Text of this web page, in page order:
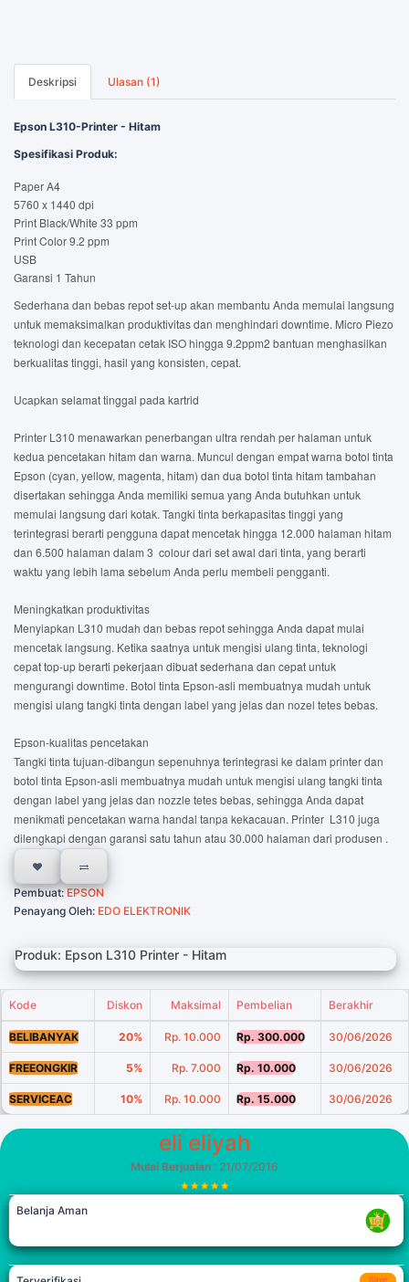
Deskripsi Ulasan (1)
Epson L310-Printer - Hitam
Spesifikasi Produk:
Paper A4
5760 x 1440 dpi
Print Black/White 33 ppm
Print Color 9.2 ppm
USB
Garansi 1 Tahun
Sederhana dan bebas repot set-up akan membantu Anda memulai langsung
untuk memaksimalkan produktivitas dan menghindari downtime. Micro Piezo
teknologi dan kecepatan cetak ISO hingga 9.2ppm2 bantuan menghasilkan
berkualitas tinggi, hasil yang konsisten, cepat.
Ucapkan selamat tinggal pada kartrid
Printer L310 menawarkan penerbangan ultra rendah per halaman untuk
kedua pencetakan hitam dan warna. Muncul dengan empat warna botol tinta
Epson (cyan, yellow, magenta, hitam) dan dua botol tinta hitam tambahan
disertakan sehingga Anda memiliki semua yang Anda butuhkan untuk
memulai langsung dari kotak. Tangki tinta berkapasitas tinggi yang
terintegrasi berarti pengguna dapat mencetak hingga 12.000 halaman hitam
dan 6.500 halaman dalam 3 colour dari set awal dari tinta, yang berarti
waktu yang lebih lama sebelum Anda perlu membeli pengganti.
Meningkatkan produktivitas
Menyiapkan L310 mudah dan bebas repot sehingga Anda dapat mulai
mencetak langsung. Ketika saatnya untuk mengisi ulang tinta, teknologi
cepat top-up berarti pekerjaan dibuat sederhana dan cepat untuk
mengurangi downtime. Botol tinta Epson-asli membuatnya mudah untuk
mengisi ulang tangki tinta dengan label yang jelas dan nozel tetes bebas.
Epson-kualitas pencetakan
Tangki tinta tujuan-dibangun sepenuhnya terintegrasi ke dalam printer dan
botol tinta Epson-asli membuatnya mudah untuk mengisi ulang tangki tinta
dengan label yang jelas dan nozzle tetes bebas, sehingga Anda dapat
menikmati pencetakan warna handal tanpa kekacauan. Printer L310 juga
dilengkapi dengan garansi satu tahun atau 30.000 halaman dari produsen .
Pembuat:EPSON
Penayang Oleh: EDO ELEKTRONIK
Produk: Epson L310 Printer - Hitam
Kode Diskon Maksimal Pembelian Berakhir
BELIBANYAK 20% Rp. 10.000 Rp. 300.000 30/06/2026
FREEONGKIR 5% Rp. 7.000 Rp. 10.000 30/06/2026
SERVICEAC 10% Rp. 10.000 Rp. 15.000 30/06/2026
eli eliyah
Mulai Berjualan : 21/07/2016
Belanja Aman